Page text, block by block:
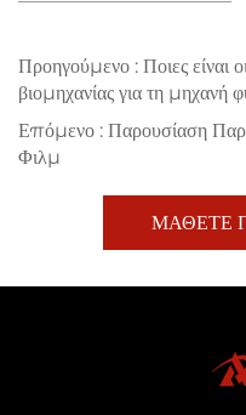
Προηγούμενο : Ποιες είναι
βιομηχανίας για τη μηχανή
Επόμενο : Παρουσίαση
Φιλμ
ΜΑΘΕΤΕ